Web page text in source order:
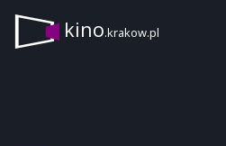
kino.krakow.pl